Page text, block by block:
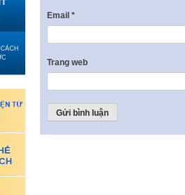
Email *
Trang web